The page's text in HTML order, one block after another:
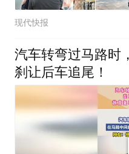
现代快报
汽车转弯过马路时
刹让后车追尾！